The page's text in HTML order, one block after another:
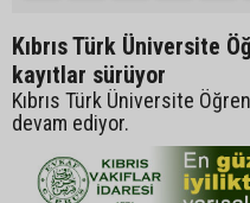
Kıbrıs Türk Üniversite
kayıtlar sürüyor
Kıbrıs Türk Üniversite
devam ediyor.